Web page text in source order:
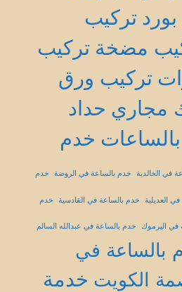
تركيب
مضخة تركيب
تركيب ورق
مجاري حداد
خدم
في الخالدية خدم بالساعة في الروضة خدم
العديلية خدم بالساعة في القادسية خدم
في اليرموك خدم بالساعة في عبدالله السالم
بالساعة في
الكويت خدمة